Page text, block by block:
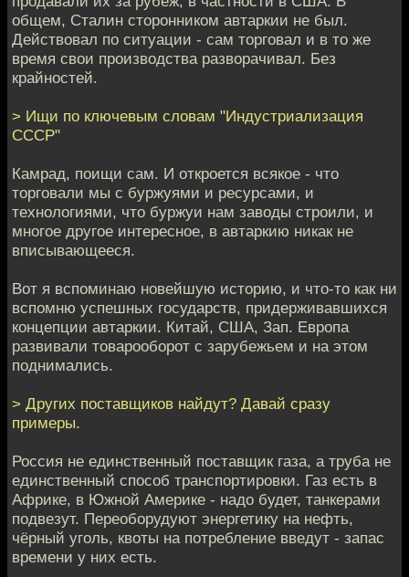
общем, Сталин сторонником автаркии не был.
Действовал по ситуации - сам торговал и в то же
время свои производства разворачивал. Без
крайностей.
> Ищи по ключевым словам "Индустриализация
СССР"
Камрад, поищи сам. И откроется всякое - что
торговали мы с буржуями и ресурсами, и
технологиями, что буржуи нам заводы строили, и
многое другое интересное, в автаркию никак не
вписывающееся.
Вот я вспоминаю новейшую историю, и что-то как ни
вспомню успешных государств, придерживавшихся
концепции автаркии. Китай, США, Зап. Европа
развивали товарооборот с зарубежьем и на этом
поднимались.
> Других поставщиков найдут? Давай сразу
примеры.
Россия не единственный поставщик газа, а труба не
единственный способ транспортировки. Газ есть в
Африке, в Южной Америке - надо будет, танкерами
подвезут. Переоборудуют энергетику на нефть,
чёрный уголь, квоты на потребление введут - запас
времени у них есть.